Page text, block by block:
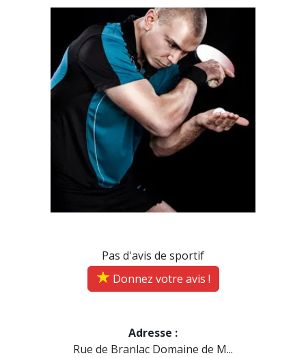
Pas d'avis de sportif
Donnez votre avis !
Adresse :
Rue de Branlac Domaine de M...